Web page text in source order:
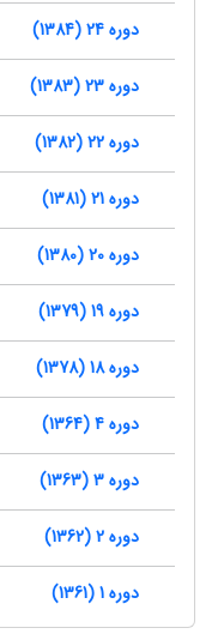
دوره 24 (1384)
دوره 23 (1383)
دوره 22 (1382)
دوره 21 (1381)
دوره 20 (1380)
دوره 19 (1379)
دوره 18 (1378)
دوره 4 (1364)
دوره 3 (1363)
دوره 2 (1362)
دوره 1 (1361)